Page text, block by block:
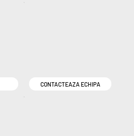
CONTACTEAZA ECHIPA